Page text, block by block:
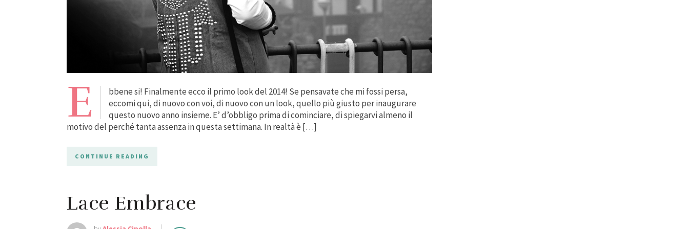
E
bbene si! Finalmente ecco il primo look del 2014! Se pensavate che mi fossi persa,
eccomi qui, di nuovo con voi, di nuovo con un look, quello più giusto per inaugurare
questo nuovo anno insieme. E’ d’obbligo prima di cominciare, di spiegarvi almeno il
motivo del perché tanta assenza in questa settimana. In realtà è […]
CONTINUE READING
Lace Embrace